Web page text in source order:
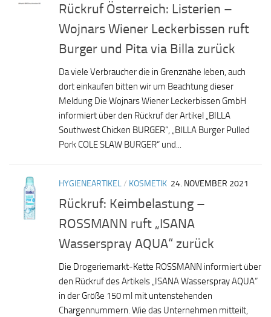
Rückruf Österreich: Listerien –
Wojnars Wiener Leckerbissen ruft
Burger und Pita via Billa zurück
Da viele Verbraucher die in Grenznähe leben, auch
dort einkaufen bitten wir um Beachtung dieser
Meldung Die Wojnars Wiener Leckerbissen GmbH
informiert über den Rückruf der Artikel „BILLA
Southwest Chicken BURGER“, „BILLA Burger Pulled
Pork COLE SLAW BURGER“ und...
HYGIENEARTIKEL/ KOSMETIK 24. NOVEMBER 2021
Rückruf: Keimbelastung –
ROSSMANN ruft „ISANA
Wasserspray AQUA“ zurück
Die Drogeriemarkt-Kette ROSSMANN informiert über
den Rückruf des Artikels „ISANA Wasserspray AQUA“
in der Größe 150 ml mit untenstehenden
Chargennummern. Wie das Unternehmen mitteilt,